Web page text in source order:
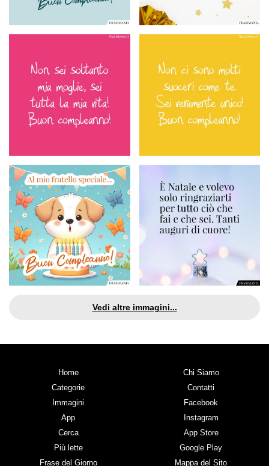
Vedi altre immagini...
Home
Categorie
Immagini
App
Cerca
Più lette
Frase del Giorno
Chi Siamo
Contatti
Facebook
Instagram
App Store
Google Play
Mappa del Sito